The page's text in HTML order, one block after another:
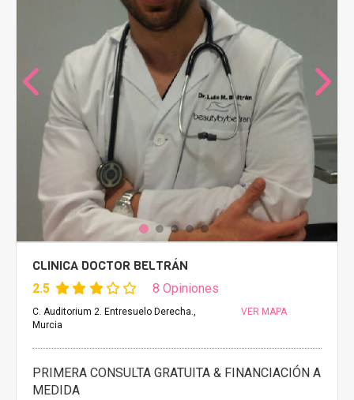
CLINICA DOCTOR BELTRÁN
2.5 8 Opiniones
C. Auditorium 2. Entresuelo Derecha.,
Murcia
VER MAPA
PRIMERA CONSULTA GRATUITA & FINANCIACIÓN A
MEDIDA